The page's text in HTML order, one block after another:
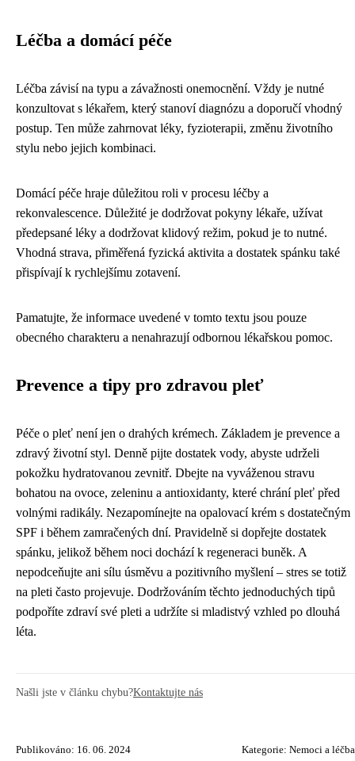
Léčba a domácí péče
Léčba závisí na typu a závažnosti onemocnění. Vždy je nutné
konzultovat s lékařem, který stanoví diagnózu a doporučí vhodný
postup. Ten může zahrnovat léky, fyzioterapii, změnu životního
stylu nebo jejich kombinaci.
Domácí péče hraje důležitou roli v procesu léčby a
rekonvalescence. Důležité je dodržovat pokyny lékaře, užívat
předepsané léky a dodržovat klidový režim, pokud je to nutné.
Vhodná strava, přiměřená fyzická aktivita a dostatek spánku také
přispívají k rychlejšímu zotavení.
Pamatujte, že informace uvedené v tomto textu jsou pouze
obecného charakteru a nenahrazují odbornou lékařskou pomoc.
Prevence a tipy pro zdravou pleť
Péče o pleť není jen o drahých krémech. Základem je prevence a
zdravý životní styl. Denně pijte dostatek vody, abyste udrželi
pokožku hydratovanou zevnitř. Dbejte na vyváženou stravu
bohatou na ovoce, zeleninu a antioxidanty, které chrání pleť před
volnými radikály. Nezapomínejte na opalovací krém s dostatečným
SPF i během zamračených dní. Pravidelně si dopřejte dostatek
spánku, jelikož během noci dochází k regeneraci buněk. A
nepodceňujte ani sílu úsměvu a pozitivního myšlení – stres se totiž
na pleti často projevuje. Dodržováním těchto jednoduchých tipů
podpoříte zdraví své pleti a udržíte si mladistvý vzhled po dlouhá
léta.
Našli jste v článku chybu?Kontaktujte nás
Publikováno: 16. 06. 2024 Kategorie: Nemoci a léčba